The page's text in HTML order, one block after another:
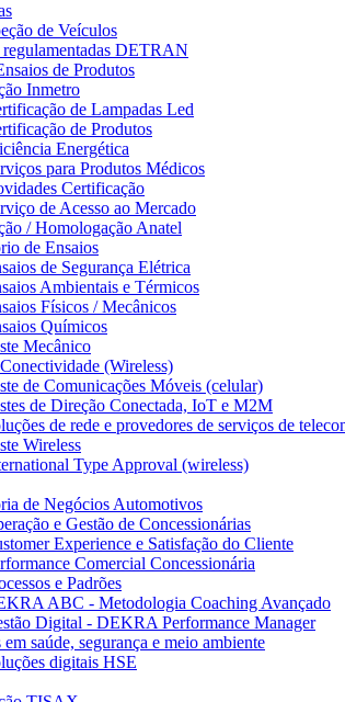
de Veículos
DETRAN
de Produtos
Inmetro
de Lampadas Led
de Produtos
Energética
para Produtos Médicos
Certificação
de Acesso ao Mercado
/ Homologação Anatel
de Ensaios
de Segurança Elétrica
Ambientais e Térmicos
Físicos / Mecânicos
Químicos
Mecânico
(Wireless)
de Comunicações Móveis (celular)
de Direção Conectada, IoT e M2M
de rede e provedores de serviços de
Wireless
Type Approval (wireless)
de Negócios Automotivos
e Gestão de Concessionárias
Experience e Satisfação do Cliente
Comercial Concessionária
e Padrões
ABC - Metodologia Coaching Avançado
Digital - DEKRA Performance Manager
em saúde, segurança e meio ambiente
digitais HSE